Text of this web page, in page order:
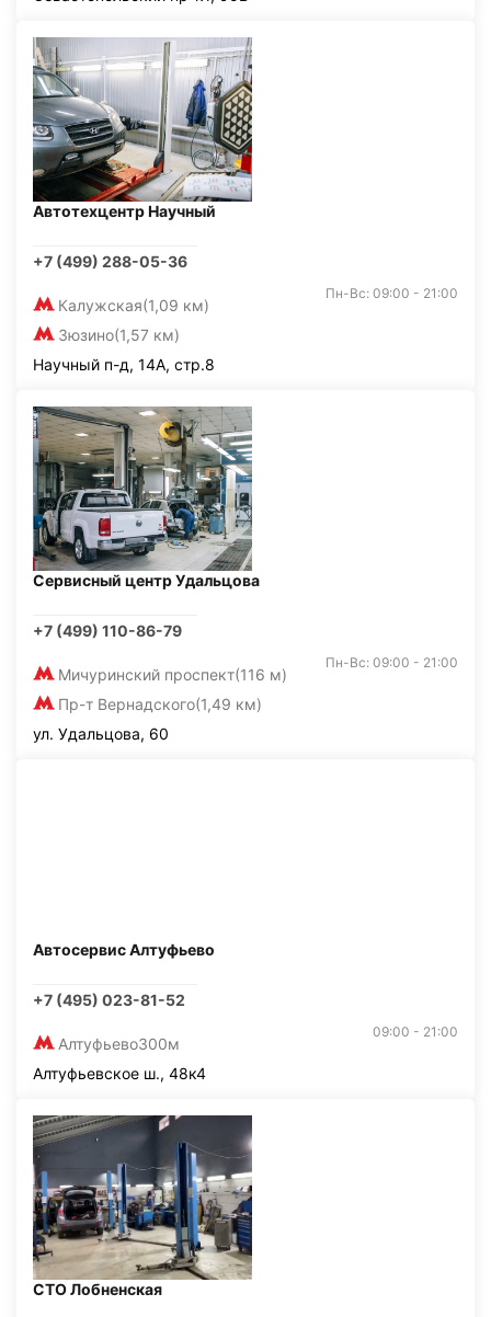
Автотехцентр Научный
+7 (499) 288-05-36
Калужская(1,09 км)
Зюзино(1,57 км)
Пн-Вс: 09:00 - 21:00
Научный п-д, 14А, стр.8
Сервисный центр Удальцова
+7 (499) 110-86-79
Мичуринский проспект(116 м)
Пр-т Вернадского(1,49 км)
Пн-Вс: 09:00 - 21:00
ул. Удальцова, 60
Автосервис Алтуфьево
+7 (495) 023-81-52
Алтуфьево300м
09:00 - 21:00
Алтуфьевское ш., 48к4
СТО Лобненская